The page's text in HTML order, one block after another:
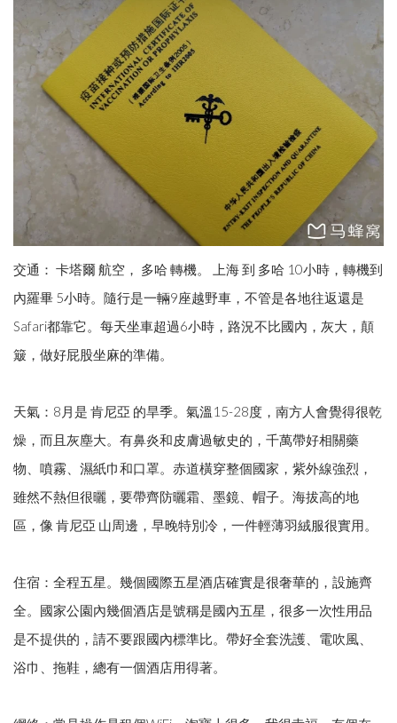
交通： 卡塔爾 航空， 多哈 轉機。 上海 到 多哈 10小時，轉機到
內羅畢 5小時。隨行是一輛9座越野車，不管是各地往返還是
Safari都靠它。每天坐車超過6小時，路況不比國內，灰大，顛
簸，做好屁股坐麻的準備。
天氣：8月是 肯尼亞 的旱季。氣溫15-28度，南方人會覺得很乾
燥，而且灰塵大。有鼻炎和皮膚過敏史的，千萬帶好相關藥
物、噴霧、濕紙巾和口罩。赤道橫穿整個國家，紫外線強烈，
雖然不熱但很曬，要帶齊防曬霜、墨鏡、帽子。海拔高的地
區，像 肯尼亞 山周邊，早晚特別冷，一件輕薄羽絨服很實用。
住宿：全程五星。幾個國際五星酒店確實是很奢華的，設施齊
全。國家公園內幾個酒店是號稱是國內五星，很多一次性用品
是不提供的，請不要跟國內標準比。帶好全套洗護、電吹風、
浴巾、拖鞋，總有一個酒店用得著。